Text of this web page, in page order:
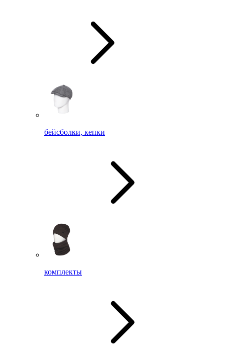
бейсболки, кепки
комплекты